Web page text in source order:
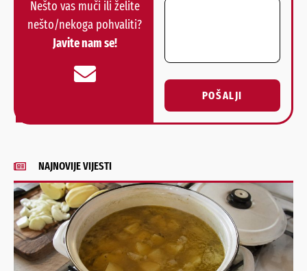
Nešto vas muči ili želite
nešto/nekoga pohvaliti?
Javite nam se!
POŠALJI
Alternative:
NAJNOVIJE VIJESTI